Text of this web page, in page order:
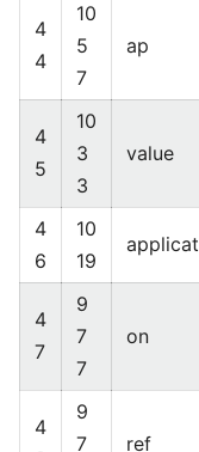
4
4
10
5
7
ap
4
5
10
3
3
value
4
6
10
19
4
7
9
7
7
on
4
9
7
ref